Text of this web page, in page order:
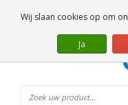
Wij slaan cookies op om
Ja